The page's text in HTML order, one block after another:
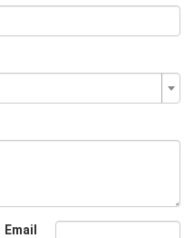
для покупателей.
Email